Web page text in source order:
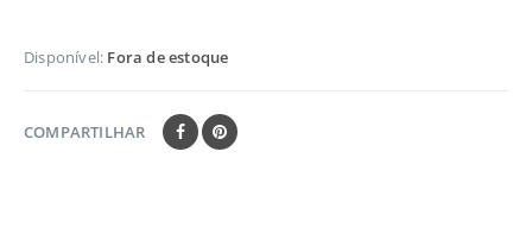
Disponível: Fora de estoque
COMPARTILHAR